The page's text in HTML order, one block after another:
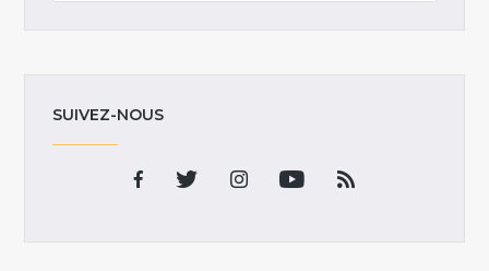
SUIVEZ-NOUS